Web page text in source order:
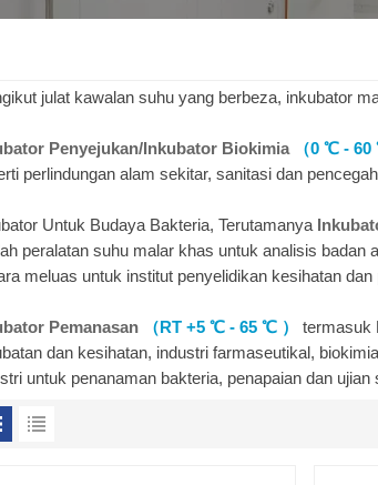
julat kawalan suhu yang berbeza, inkubator
Penyejukan/Inkubator Biokimia （0 ℃ - 60
perlindungan alam sekitar, sanitasi dan
Untuk Budaya Bakteria, Terutamanya
peralatan suhu malar khas untuk analisis
meluas untuk institut penyelidikan kesihatan
Pemanasan （RT +5 ℃ - 65℃ ）termasuk
dan kesihatan, industri farmaseutikal,
untuk penanaman bakteria, penapaian dan ujian